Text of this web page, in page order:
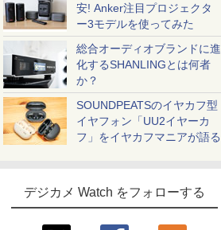
安! Anker注目プロジェクタ
ー3モデルを使ってみた
総合オーディオブランドに進
化するSHANLINGとは何者
か？
SOUNDPEATSのイヤカフ型
イヤフォン「UU2イヤーカ
フ」をイヤカフマニアが語る
デジカメ Watch をフォローする